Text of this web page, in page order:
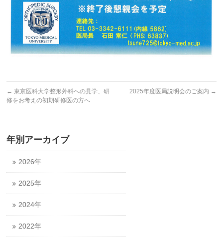
← 東京医科大学整形外科への見学、研
修をお考えの初期研修医の方へ
2025年度医局説明会のご案内 →
年別アーカイブ
2026年
2025年
2024年
2022年